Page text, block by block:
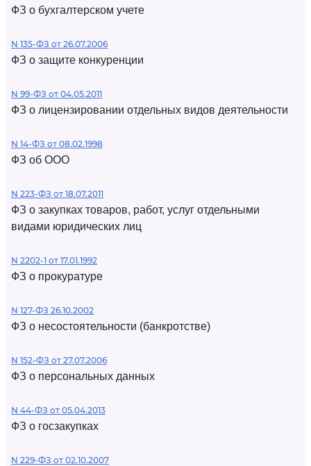
ФЗ о бухгалтерском учете
N 135-ФЗ от 26.07.2006
ФЗ о защите конкуренции
N 99-ФЗ от 04.05.2011
ФЗ о лицензировании отдельных видов деятельности
N 14-ФЗ от 08.02.1998
ФЗ об ООО
N 223-ФЗ от 18.07.2011
ФЗ о закупках товаров, работ, услуг отдельными
видами юридических лиц
N 2202-1 от 17.01.1992
ФЗ о прокуратуре
N 127-ФЗ 26.10.2002
ФЗ о несостоятельности (банкротстве)
N 152-ФЗ от 27.07.2006
ФЗ о персональных данных
N 44-ФЗ от 05.04.2013
ФЗ о госзакупках
N 229-ФЗ от 02.10.2007